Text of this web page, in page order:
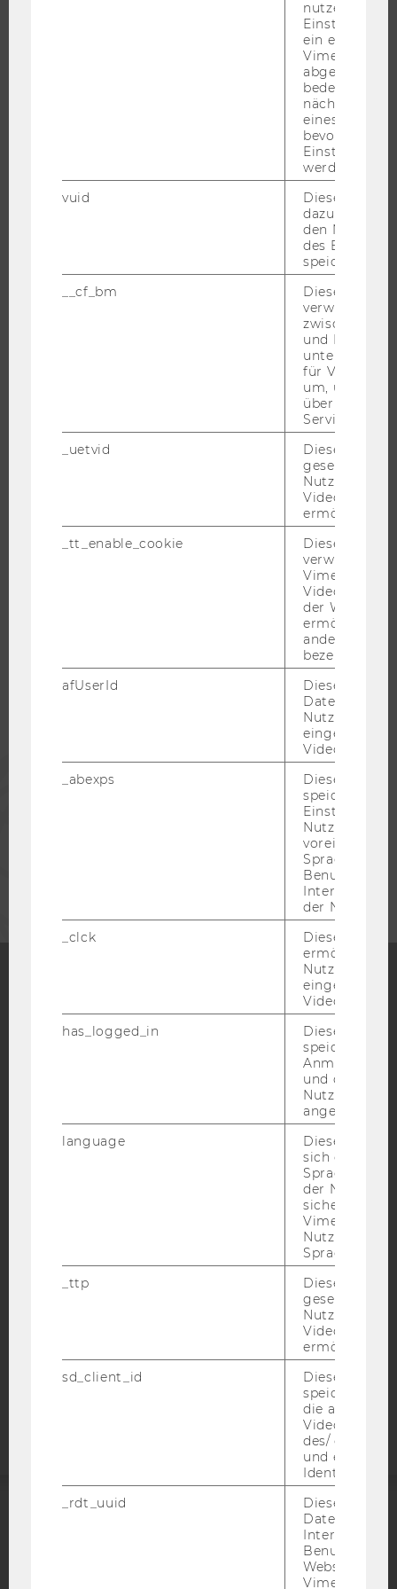
WELCOME SERVICES
JOBS MIT WU-STUDIUM
PRESSE
Blog
Bluesky
BARRIEREFREIHEITSERKLÄRUNG WEBSEITE
DATENSCHUTZERKLÄRUNG SOCIAL MEDIA
STUDIENBEWERBER*INNEN UND STUDIERENDE
Barrierefreiheitserklärung
ein
Vimeo-Video
abgespielt
bedeutet,
nächsten
eines Vimeo-
bevorzugten
werden.
vuid
Dieser
dazu
den
des
speichern.
__cf_bm
Dieses
verwendet,
zwischen
und Bots zu
für Vimeo
um, um
über die
Service zu
_uetvid
Dieses
gesetzt, um
Nutzung des
Videoplayers
ermöglichen
_tt_enable_cookie
Dieses
verwendet,
Vimeo-
der WU-
ermöglichen
andere nicht
bezeichnete
afUserId
Dieses
Daten von
Videos
_abexps
Dieses Cookie
speichert
Nutzer*in, zB.
Sprache,
der Nutzer*in
_clck
Dieses Cookie
ermöglicht
Nutzung des
Video Players
has_logged_in
Dieses Cookie
speichert
und ob sich
Nutzer*in
angemeldet
language
Dieses
sich die
der
Vimeo in der
Nutzer
Sprache
_ttp
Dieser
gesetzt, um
Nutzung des
Videoplayers
ermöglichen
sd_client_id
Dieses Cookie
speichert
die aktuellen
des/ der
und einen
_rdt_uuid
Dieses
Daten über
Interaktionen
Websites, auf
Vimeo-Video